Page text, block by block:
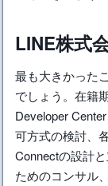
LINE株式
最も大きかった
でしょう。在籍
Developer
可方式の検討、
Connectの設計
ためのコンサル